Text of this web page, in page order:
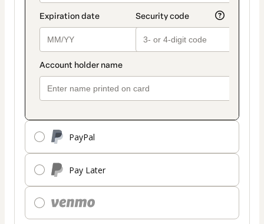
PayPal
Pay Later